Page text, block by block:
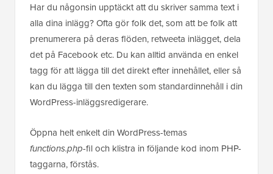
Har du någonsin upptäckt att du skriver samma text i
alla dina inlägg? Ofta gör folk det, som att be folk att
prenumerera på deras flöden, retweeta inlägget, dela
det på Facebook etc. Du kan alltid använda en enkel
tagg för att lägga till det direkt efter innehållet, eller så
kan du lägga till den texten som standardinnehåll i din
WordPress-inläggsredigerare.
Öppna helt enkelt din WordPress-temas
functions.php-fil och klistra in följande kod inom PHP-
taggarna, förstås.